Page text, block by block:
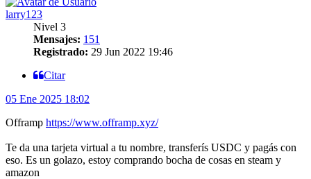
larry123
Nivel 3
Mensajes: 151
Registrado: 29 Jun 2022 19:46
Citar
05 Ene 2025 18:02
Offramp https://www.offramp.xyz/
Te da una tarjeta virtual a tu nombre, transferís USDC y pagás con
eso. Es un golazo, estoy comprando bocha de cosas en steam y
amazon